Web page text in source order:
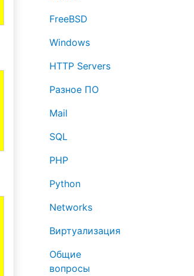
FreeBSD
Windows
HTTP Servers
Разное ПО
Mail
SQL
PHP
Python
Networks
Виртуализация
Общие
вопросы